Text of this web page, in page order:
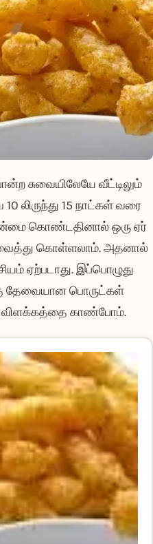
சுவையிலேயே வீட்டிலும்
லிருந்து 15 நாட்கள் வரை
கொண்டதினால் ஒரு ஏர்
கொள்ளலாம். அதனால்
ஏற்படாது. இப்பொழுது
தேவையான பொருட்கள்
விளக்கத்தை காண்போம்.